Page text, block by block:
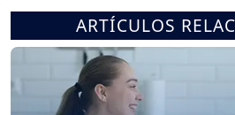
ARTÍCULOS